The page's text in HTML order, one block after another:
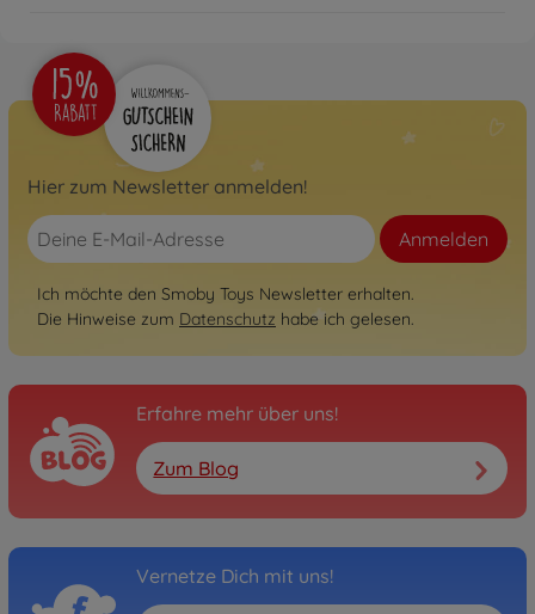
Hier zum Newsletter anmelden!
Anmelden
Ich möchte den Smoby Toys Newsletter erhalten.
Die Hinweise zum Datenschutz habe ich gelesen.
Erfahre mehr über uns!
Zum Blog
Vernetze Dich mit uns!